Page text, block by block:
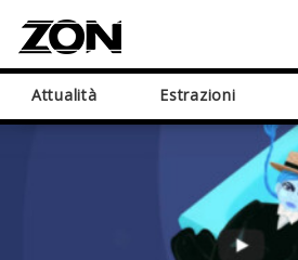
Attualità Estrazioni